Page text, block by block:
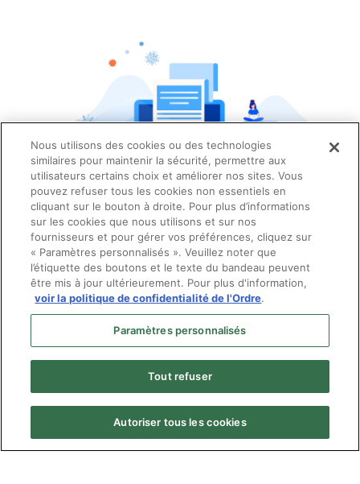
Menu
© Ordre des optométristes du Québec
Nous utilisons des cookies ou des technologies
similaires pour maintenir la sécurité, permettre aux
utilisateurs certains choix et améliorer nos sites. Vous
pouvez refuser tous les cookies non essentiels en
cliquant sur le bouton à droite. Pour plus d’informations
sur les cookies que nous utilisons et sur nos
fournisseurs et pour gérer vos préférences, cliquez sur
« Paramètres personnalisés ». Veuillez noter que
l’étiquette des boutons et le texte du bandeau peuvent
être mis à jour ultérieurement. Pour plus d'information,
voir la politique de confidentialité de l'Ordre.
Paramètres personnalisés
Tout refuser
Autoriser tous les cookies